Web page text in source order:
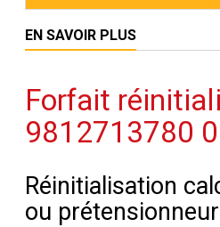
EN SAVOIR PLUS
Forfait
9812713780
Réinitialisation
ou